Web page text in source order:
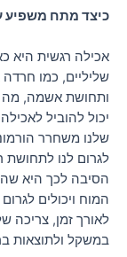
כיצד מתח משפיע
אכילה רגשית היא
שליליים, כמו
ותחושת אשמה, מה
יכול להוביל
שלנו משחרר
לגרום לנו לתחושת
הסיבה לכך היא
המוח ויכולים
לאורך זמן, צריכה
במשקל ולתוצאות